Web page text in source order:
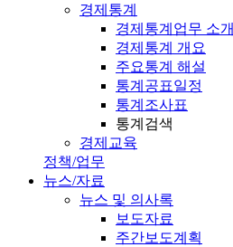
경제통계
경제통계업무 소개
경제통계 개요
주요통계 해설
통계공표일정
통계조사표
통계검색
경제교육
정책/업무
뉴스/자료
뉴스 및 의사록
보도자료
주간보도계획